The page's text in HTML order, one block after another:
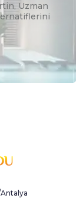
Uzman
Antalya